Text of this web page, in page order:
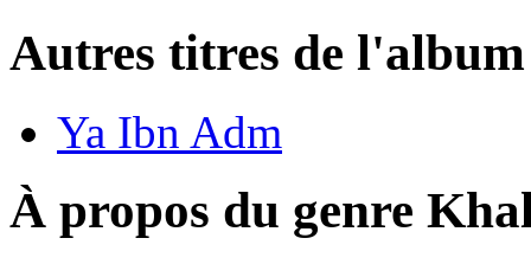
Autres titres de
Ya Ibn Adm
À propos du genre